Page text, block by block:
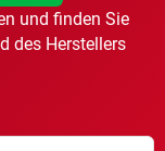
und finden Sie
des Herstellers